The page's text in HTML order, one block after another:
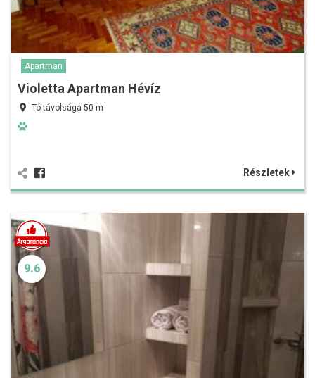
Apartman
Violetta Apartman Hévíz
Tó távolsága 50 m
Részletek
9.6